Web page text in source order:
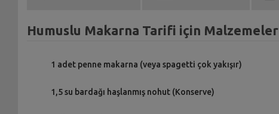
Humuslu Makarna Tarifi için Malzemeler
1 adet penne makarna (veya spagetti çok yakışır)
1,5 su bardağı haşlanmış nohut (Konserve)